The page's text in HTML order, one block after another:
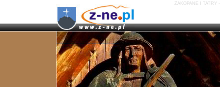
ZAKOPANE I TATRY